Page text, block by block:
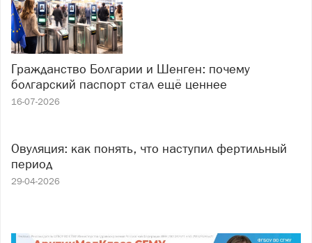
Гражданство Болгарии и Шенген: почему
болгарский паспорт стал ещё ценнее
16-07-2026
Овуляция: как понять, что наступил фертильный
период
29-04-2026